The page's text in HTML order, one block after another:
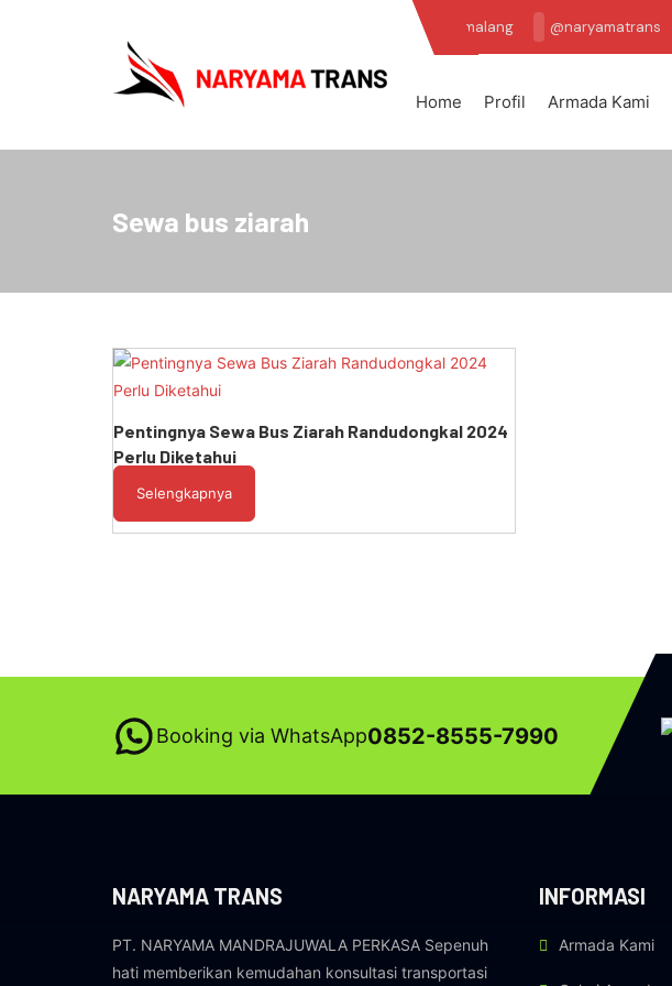
Jl. Randudongkal - Moga, Pemalang @naryamatrans
Home Profil Armada Kami
Sewa bus ziarah
Pentingnya Sewa Bus Ziarah Randudongkal 2024
Perlu Diketahui
Selengkapnya
Booking via WhatsApp0852-8555-7990
NARYAMA TRANS
PT. NARYAMA MANDRAJUWALA PERKASA Sepenuh
hati memberikan kemudahan konsultasi transportasi
INFORMASI
Armada Kami